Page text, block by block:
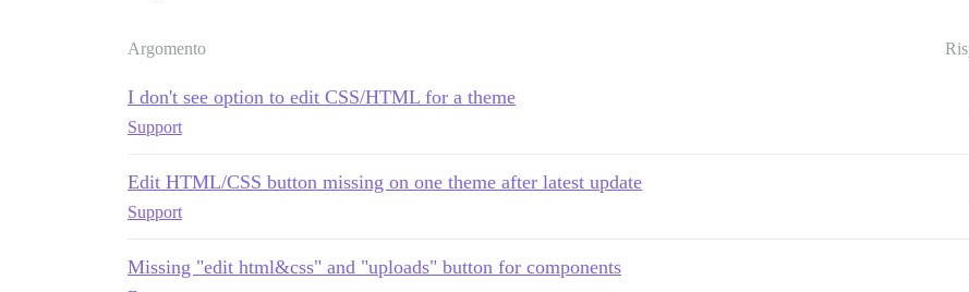
Argomento
I don't see option to edit CSS/HTML for a theme
Support
Edit HTML/CSS button missing on one theme after latest update
Support
Missing "edit html&css" and "uploads" button for components